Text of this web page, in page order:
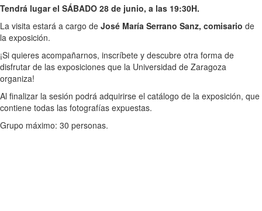
Tendrá lugar el SÁBADO 28 de junio, a las 19:30H.
La visita estará a cargo de José María Serrano Sanz, comisario de
la exposición.
¡Si quieres acompañarnos, inscríbete y descubre otra forma de
disfrutar de las exposiciones que la Universidad de Zaragoza
organiza!
Al finalizar la sesión podrá adquirirse el catálogo de la exposición, que
contiene todas las fotografías expuestas.
Grupo máximo: 30 personas.